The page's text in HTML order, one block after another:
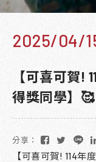
2025/04/
【可喜可賀!
得獎同學】🥰
分享：
【可喜可賀! 114年